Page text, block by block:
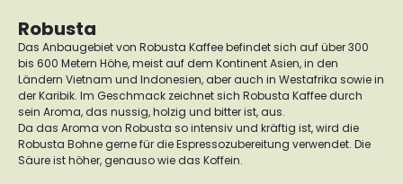
Robusta
Das Anbaugebiet von Robusta Kaffee befindet sich auf über 300
bis 600 Metern Höhe, meist auf dem Kontinent Asien, in den
Ländern Vietnam und Indonesien, aber auch in Westafrika sowie in
der Karibik. Im Geschmack zeichnet sich Robusta Kaffee durch
sein Aroma, das nussig, holzig und bitter ist, aus.
Da das Aroma von Robusta so intensiv und kräftig ist, wird die
Robusta Bohne gerne für die Espressozubereitung verwendet. Die
Säure ist höher, genauso wie das Koffein.